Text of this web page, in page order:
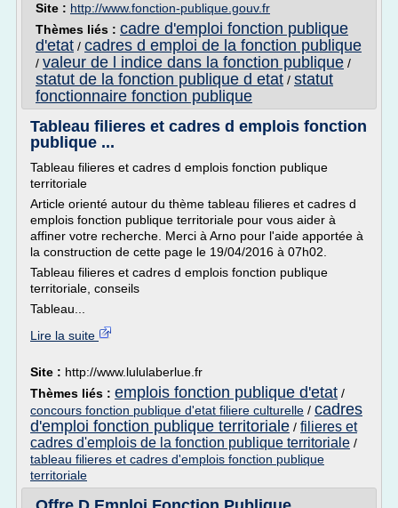
Site : http://www.fonction-publique.gouv.fr
Thèmes liés : cadre d'emploi fonction publique
d'etat / cadres d emploi de la fonction publique
/ valeur de l indice dans la fonction publique /
statut de la fonction publique d etat / statut
fonctionnaire fonction publique
Tableau filieres et cadres d emplois fonction
publique ...
Tableau filieres et cadres d emplois fonction publique
territoriale
Article orienté autour du thème tableau filieres et cadres d
emplois fonction publique territoriale pour vous aider à
affiner votre recherche. Merci à Arno pour l'aide apportée à
la construction de cette page le 19/04/2016 à 07h02.
Tableau filieres et cadres d emplois fonction publique
territoriale, conseils
Tableau...
Lire la suite
Site : http://www.lululaberlue.fr
Thèmes liés : emplois fonction publique d'etat /
concours fonction publique d'etat filiere culturelle / cadres
d'emploi fonction publique territoriale / filieres et
cadres d'emplois de la fonction publique territoriale /
tableau filieres et cadres d'emplois fonction publique
territoriale